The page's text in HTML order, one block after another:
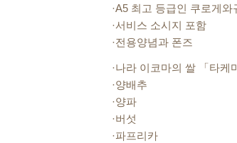
·A5 최고 등급인 쿠로게
·서비스 소시지 포함
·전용양념과 폰즈
·나라 이코마의 쌀 「타
·양배추
·양파
·버섯
·파프리카